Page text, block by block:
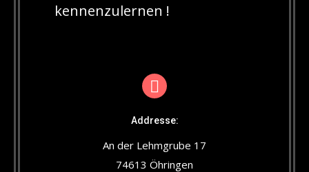
kennenzulernen !
Addresse:
An der Lehmgrube 17
74613 Öhringen